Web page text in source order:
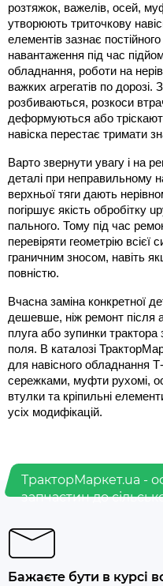
розтяжок, важелів, осей,
утворюють триточкову
елементів зазнає
навантаження під час
обладнання, роботи на
важких агрегатів по
розбиваються, розкоси
деформуються або
навіска перестає тримати
Варто звернути увагу і на
деталі при неправильному
верхньої тяги дають
погіршує якість обробітку
пального. Тому під час
перевіряти геометрію всієї
граничним зносом, навіть
повністю.
Вчасна заміна конкретної
дешевше, ніж ремонт після
плуга або зупинки
поля. В каталозі
для навісного обладнання
сережками, муфти рухомі,
втулки та кріпильні
усіх модифікацій.
ТракторМаркет.ua -
запчастин до
Бажаєте бути в курсі